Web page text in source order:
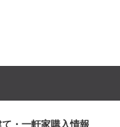
・一軒家購入情報